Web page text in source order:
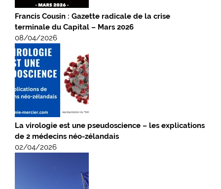
Francis Cousin : Gazette radicale de la crise
terminale du Capital – Mars 2026
08/04/2026
La virologie est une pseudoscience – les explications
de 2 médecins néo-zélandais
02/04/2026